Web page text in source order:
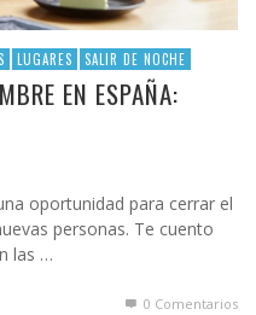
LUGARES SALIR DE NOCHE
EN ESPAÑA:
oportunidad para cerrar el
personas. Te cuento
las …
0 Comentarios